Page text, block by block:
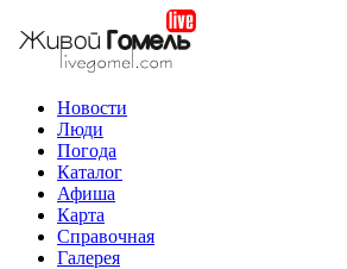
Новости
Люди
Погода
Каталог
Афиша
Карта
Справочная
Галерея